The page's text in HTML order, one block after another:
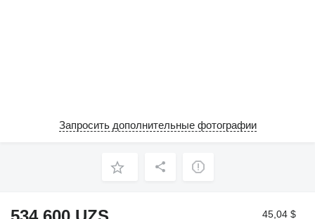
Запросить дополнительные фотографии
45,04 $